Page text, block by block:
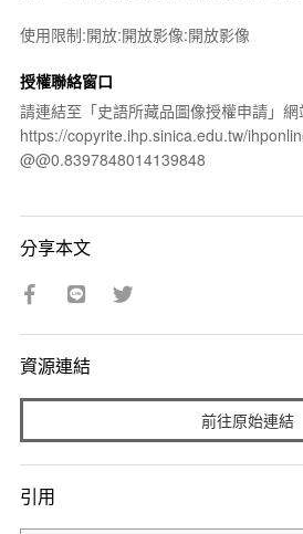
使用限制:開放:開放影像:開放影像
授權聯絡窗口
請連結至「史語所藏品圖像授權申請」網
https://copyrite.ihp.sinica.edu.tw/
@@0.8397848014139848
分享本文
資源連結
前往原始連結
引用